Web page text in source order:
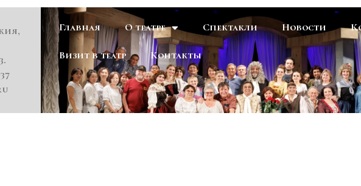
Главная О театре Спектакли Новости
Визит в театр Контакты